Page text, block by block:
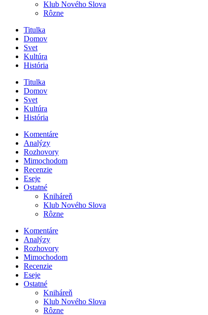
Klub Nového Slova
Rôzne
Titulka
Domov
Svet
Kultúra
História
Titulka
Domov
Svet
Kultúra
História
Komentáre
Analýzy
Rozhovory
Mimochodom
Recenzie
Eseje
Ostatné
Kniháreň
Klub Nového Slova
Rôzne
Komentáre
Analýzy
Rozhovory
Mimochodom
Recenzie
Eseje
Ostatné
Kniháreň
Klub Nového Slova
Rôzne